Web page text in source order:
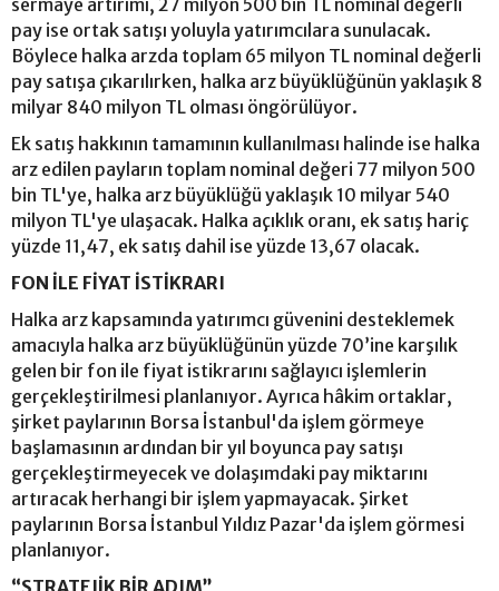
sermaye artırımı, 27 milyon 500 bin TL nominal değerli
pay ise ortak satışı yoluyla yatırımcılara sunulacak.
Böylece halka arzda toplam 65 milyon TL nominal değerli
pay satışa çıkarılırken, halka arz büyüklüğünün yaklaşık 8
milyar 840 milyon TL olması öngörülüyor.
Ek satış hakkının tamamının kullanılması halinde ise halka
arz edilen payların toplam nominal değeri 77 milyon 500
bin TL'ye, halka arz büyüklüğü yaklaşık 10 milyar 540
milyon TL'ye ulaşacak. Halka açıklık oranı, ek satış hariç
yüzde 11,47, ek satış dahil ise yüzde 13,67 olacak.
FON İLE FİYAT İSTİKRARI
Halka arz kapsamında yatırımcı güvenini desteklemek
amacıyla halka arz büyüklüğünün yüzde 70’ine karşılık
gelen bir fon ile fiyat istikrarını sağlayıcı işlemlerin
gerçekleştirilmesi planlanıyor. Ayrıca hâkim ortaklar,
şirket paylarının Borsa İstanbul'da işlem görmeye
başlamasının ardından bir yıl boyunca pay satışı
gerçekleştirmeyecek ve dolaşımdaki pay miktarını
artıracak herhangi bir işlem yapmayacak. Şirket
paylarının Borsa İstanbul Yıldız Pazar'da işlem görmesi
planlanıyor.
“STRATEJİK BİR ADIM”